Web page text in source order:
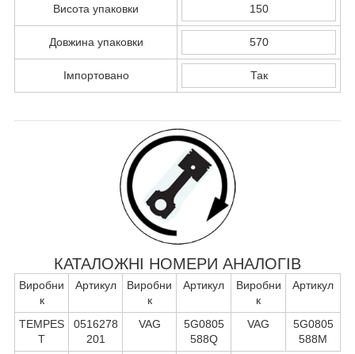
Висота упаковки 150
Довжина упаковки 570
Імпортовано Так
КАТАЛОЖНІ НОМЕРИ АНАЛОГІВ
Виробни
к
Артикул
Виробни
к
Артикул
Виробни
к
Артикул
TEMPES
T
0516278
201
VAG
5G0805
588Q
VAG
5G0805
588M